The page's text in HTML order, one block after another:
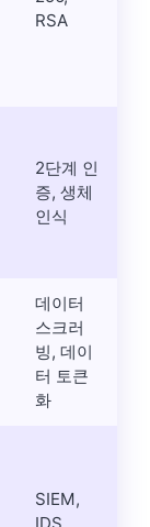
RSA
2단계 인
증, 생체
인식
데이터
스크러
빙, 데이
터 토큰
화
SIEM,
IDS